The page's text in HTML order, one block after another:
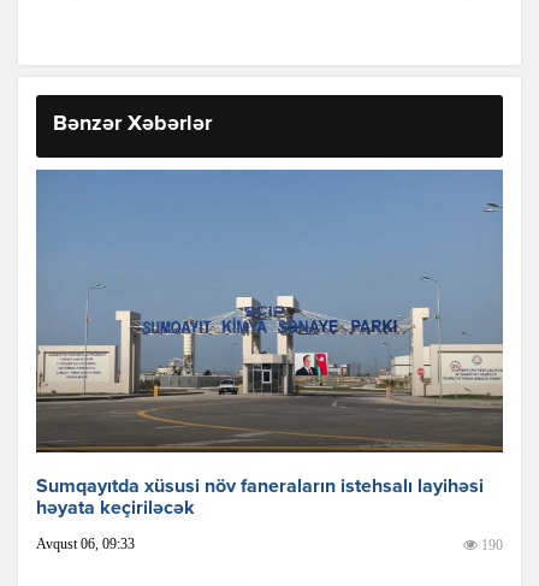
Bənzər Xəbərlər
Sumqayıtda xüsusi növ faneraların istehsalı layihəsi
həyata keçiriləcək
Avqust 06, 09:33 190